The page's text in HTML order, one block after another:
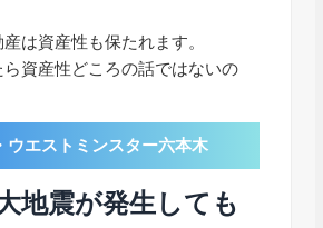
は資産性も保たれます。
資産性どころの話ではないの
エストミンスター六本木
地震が発生しても